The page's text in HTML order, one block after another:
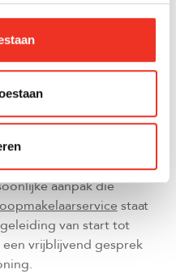
makelaar heeft
in hun werkgebied,
en bewezen
in een succesvol
combineren we
Haag, Westland,
aanpak die
staat
van start tot
vrijblijvend gesprek